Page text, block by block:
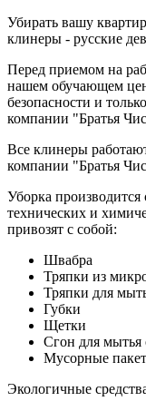
Убирать вашу
клинеры - русские
Перед приемом на
нашем обучающем
безопасности и
компании "Братья
Все клинеры
компании "Братья
Уборка
технических и
привозят с собой:
Швабра
Тряпки из
Тряпки для
Губки
Щетки
Сгон для мытья
Мусорные
Экологичные